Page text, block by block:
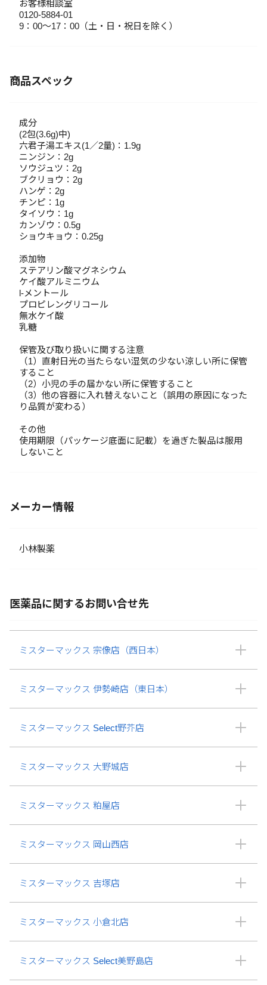
お客様相談室
0120-5884-01
9：00～17：00（土・日・祝日を除く）
商品スペック
成分
(2包(3.6g)中)
六君子湯エキス(1／2量)：1.9g
ニンジン：2g
ソウジュツ：2g
ブクリョウ：2g
ハンゲ：2g
チンピ：1g
タイソウ：1g
カンゾウ：0.5g
ショウキョウ：0.25g
添加物
ステアリン酸マグネシウム
ケイ酸アルミニウム
l-メントール
プロピレングリコール
無水ケイ酸
乳糖
保管及び取り扱いに関する注意
（1）直射日光の当たらない湿気の少ない涼しい所に保管
すること
（2）小児の手の届かない所に保管すること
（3）他の容器に入れ替えないこと（誤用の原因になった
り品質が変わる）
その他
使用期限（パッケージ底面に記載）を過ぎた製品は服用
しないこと
メーカー情報
小林製薬
医薬品に関するお問い合せ先
ミスターマックス 宗像店（西日本）
ミスターマックス 伊勢崎店（東日本）
ミスターマックス Select野芥店
ミスターマックス 大野城店
ミスターマックス 粕屋店
ミスターマックス 岡山西店
ミスターマックス 吉塚店
ミスターマックス 小倉北店
ミスターマックス Select美野島店